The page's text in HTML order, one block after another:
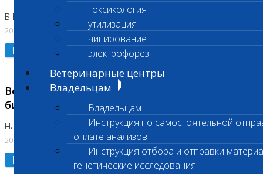
токсикология
утилизация
чипирование
электрофорез
Ветеринарные центры
Владельцам
Владельцам
Инструкция по самостоятельной
оплате анализов
Инструкция отбора и отправки
генетические исследования
В Бутово 21.07.2026
20.07.2026
Подробнее
Возобновлено выполнение срочных
биохимических исследований
На Нагорной
20.07.2026
Подробнее